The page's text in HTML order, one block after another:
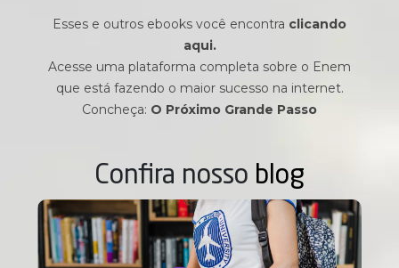
Esses e outros ebooks você encontra clicando
aqui.
Acesse uma plataforma completa sobre o Enem
que está fazendo o maior sucesso na internet.
Concheça: O Próximo Grande Passo
Confira nosso blog